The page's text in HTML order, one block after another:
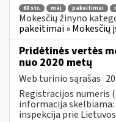
68 str. maį pakeitimai
Mokesčių žinyno
pakeitimai »
Pridėtinės vertės
nuo 2020 metų
Web turinio sąrašas
Registracijos numeris
informacija
inspekcija prie